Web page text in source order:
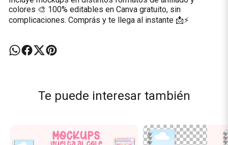
colores 🎨 100% editables en Canva gratuito, sin
complicaciones. Comprás y te llega al instante 📩⚡
Te puede interesar también